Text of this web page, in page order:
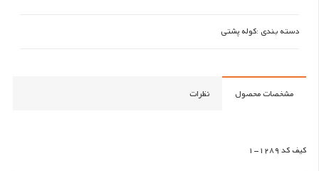
دسته بندی :کوله پشتی
مشخصات محصول نظرات
کیف کد 1289-1